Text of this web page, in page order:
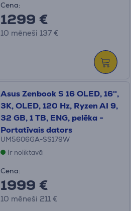
Cena:
1299 €
10 mēneši 137 €
Asus Zenbook S 16 OLED, 16'',
3K, OLED, 120 Hz, Ryzen AI 9,
32 GB, 1 TB, ENG, pelēka -
Portatīvais dators
UM5606GA-SS179W
Ir noliktavā
Cena:
1999 €
10 mēneši 211 €